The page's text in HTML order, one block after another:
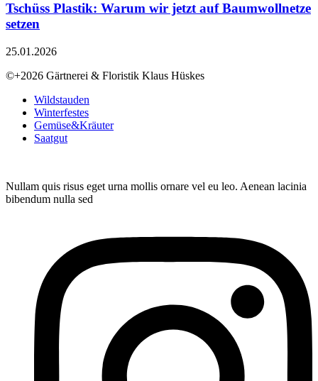
Tschüss Plastik: Warum wir jetzt auf Baumwollnetze
setzen
25.01.2026
©+2026 Gärtnerei & Floristik Klaus Hüskes
Wildstauden
Winterfestes
Gemüse&Kräuter
Saatgut
Nullam quis risus eget urna mollis ornare vel eu leo. Aenean lacinia
bibendum nulla sed